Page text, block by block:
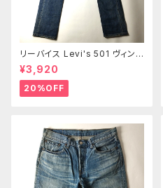
リーバイス Levi's 501 ヴィンテ
ージ加工 ボタンフライ レギュラ
ーストレート センター501タグ
赤タブ 紙パッチ W28 m0412-
2
¥3,920
20%OFF